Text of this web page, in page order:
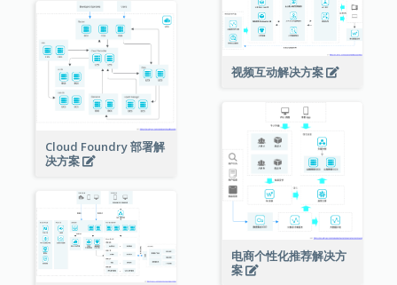
视频互动解决方案
Cloud Foundry 部署解
决方案
电商个性化推荐解决方
案